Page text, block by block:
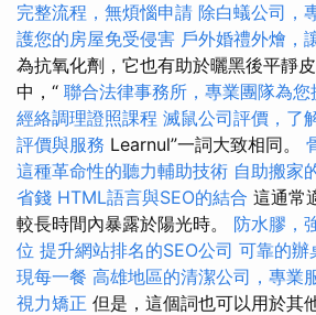
完整流程，無煩惱申請 除白蟻公司，
護您的房屋免受侵害 戶外婚禮外燴，
為抗氧化劑，它也有助於曬黑後平靜
中，“ 聯合法律事務所，專業團隊為
經絡調理證照課程 滅鼠公司評價，了
評價與服務 Learnul”一詞大致相同。
這種革命性的聽力輔助技術 自助搬家
省錢 HTML語言與SEO的結合 這通常
較長時間內暴露於陽光時。 防水膠，
位 提升網站排名的SEO公司 可靠的辦
現每一餐 高雄地區的清潔公司，專業
視力矯正 但是，這個詞也可以用於其